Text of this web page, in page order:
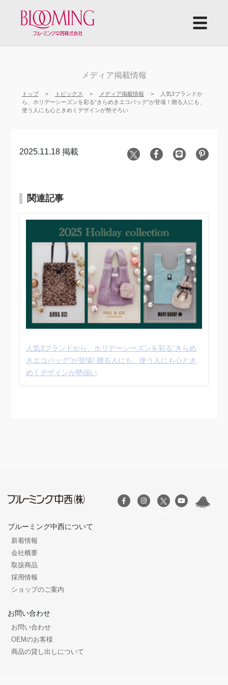
☰
メディア掲載情報
トップ トピックス メディア掲載情報
人気3ブランドか
ら、ホリデーシーズンを彩る“きらめきエコバッグ”が登場！贈る人にも、
使う人にも心ときめくデザインが勢ぞろい
2025.11.18 掲載
関連記事
人気3ブランドから、ホリデーシーズンを彩る“きらめ
きエコバッグ”が登場! 贈る人にも、使う人にも心とき
めくデザインが勢揃い
ブルーミング中西について
新着情報
会社概要
取扱商品
採用情報
ショップのご案内
お問い合わせ
お問い合わせ
OEMのお客様
商品の貸し出しについて